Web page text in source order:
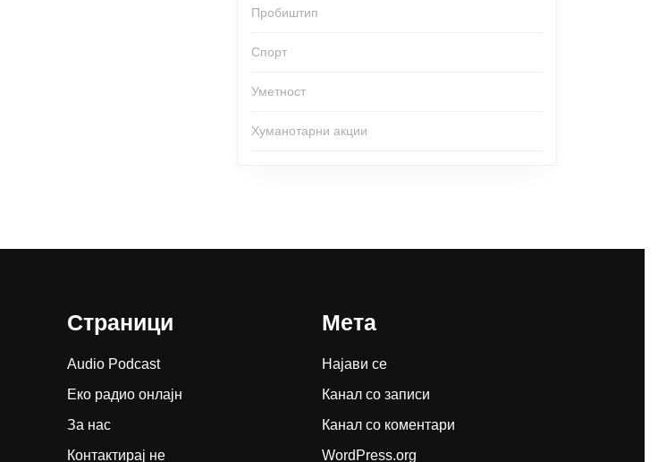
Пробиштип
Спорт
Уметност
Хуманотарни акции
Страници
Audio Podcast
Еко радио онлајн
За нас
Контактирај не
Мета
Најави се
Канал со записи
Канал со коментари
WordPress.org